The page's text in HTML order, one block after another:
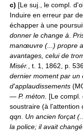
c) [Le suj., le compl.
Induire en erreur par
échapper à une
donner le change à
manœuvre (...) propre
avantages, celui de
Misér.
, t. 1, 1862, p.
dernier moment par un
d'applaudissements
— P. méton. [Le compl.
soustraire (à l'attention
qqn Un ancien forçat
la police; il avait